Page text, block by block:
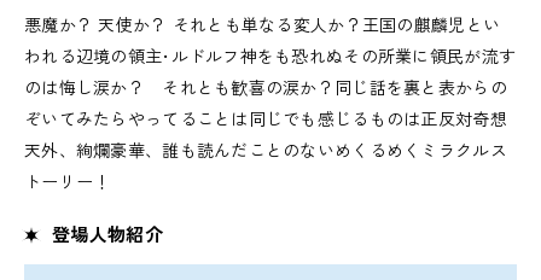
悪魔か？ 天使か？ それとも単なる変人か？王国の麒麟児とい
われる辺境の領主･ルドルフ神をも恐れぬその所業に領民が流す
のは悔し涙か？ それとも歓喜の涙か？同じ話を裏と表からの
ぞいてみたらやってることは同じでも感じるものは正反対奇想
天外、絢爛豪華、誰も読んだことのないめくるめくミラクルス
トーリー！
登場人物紹介